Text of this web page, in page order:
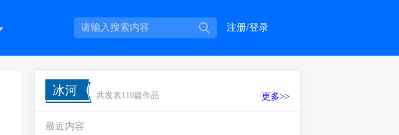
注册/登录
冰河 共发表110篇作品 更多>>
最近内容